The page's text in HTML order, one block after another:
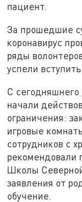
пациент.
За прошедшие
коронавирус
ряды
успели
С сегодняшнего
начали
ограничения:
игровые
сотрудников с
рекомендовали
Школы
заявления от
обучение.